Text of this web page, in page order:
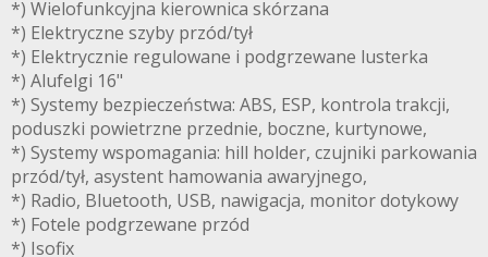
*) Wielofunkcyjna kierownica skórzana
*) Elektryczne szyby przód/tył
*) Elektrycznie regulowane i podgrzewane lusterka
*) Alufelgi 16"
*) Systemy bezpieczeństwa: ABS, ESP, kontrola trakcji,
poduszki powietrzne przednie, boczne, kurtynowe,
*) Systemy wspomagania: hill holder, czujniki parkowania
przód/tył, asystent hamowania awaryjnego,
*) Radio, Bluetooth, USB, nawigacja, monitor dotykowy
*) Fotele podgrzewane przód
*) Isofix